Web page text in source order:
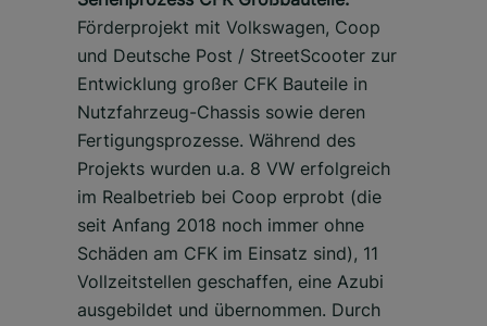
Förderprojekt mit Volkswagen, Coop
und Deutsche Post / StreetScooter zur
Entwicklung großer CFK Bauteile in
Nutzfahrzeug-Chassis sowie deren
Fertigungsprozesse. Während des
Projekts wurden u.a. 8 VW erfolgreich
im Realbetrieb bei Coop erprobt (die
seit Anfang 2018 noch immer ohne
Schäden am CFK im Einsatz sind), 11
Vollzeitstellen geschaffen, eine Azubi
ausgebildet und übernommen. Durch